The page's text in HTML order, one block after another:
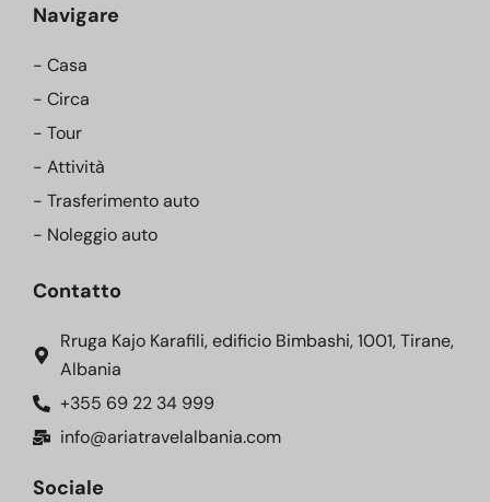
Navigare
- Casa
- Circa
- Tour
- Attività
- Trasferimento auto
- Noleggio auto
Contatto
Rruga Kajo Karafili, edificio Bimbashi, 1001, Tirane,
Albania
+355 69 22 34 999
info@ariatravelalbania.com
Sociale